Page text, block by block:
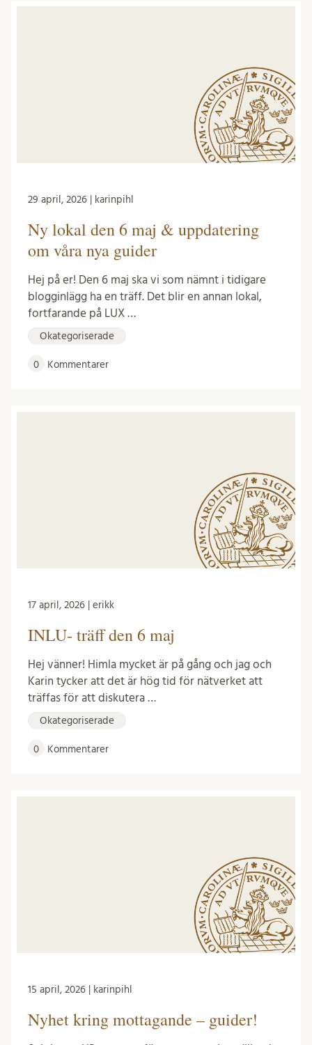
29 april, 2026 | karinpihl
Ny lokal den 6 maj & uppdatering
om våra nya guider
Hej på er! Den 6 maj ska vi som nämnt i tidigare
blogginlägg ha en träff. Det blir en annan lokal,
fortfarande på LUX …
Okategoriserade
0 Kommentarer
17 april, 2026 | erikk
INLU- träff den 6 maj
Hej vänner! Himla mycket är på gång och jag och
Karin tycker att det är hög tid för nätverket att
träffas för att diskutera …
Okategoriserade
0 Kommentarer
15 april, 2026 | karinpihl
Nyhet kring mottagande – guider!